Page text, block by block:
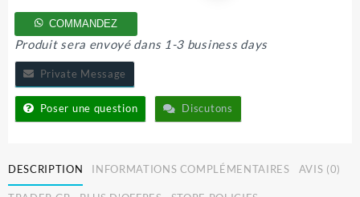
PERRUQUE
NATURELLE
COMMANDEZ
Produit sera envoyé dans 1-3 business days
Private Message
Poser une question Discutons
DESCRIPTION INFORMATIONS COMPLÉMENTAIRES AVIS (0)